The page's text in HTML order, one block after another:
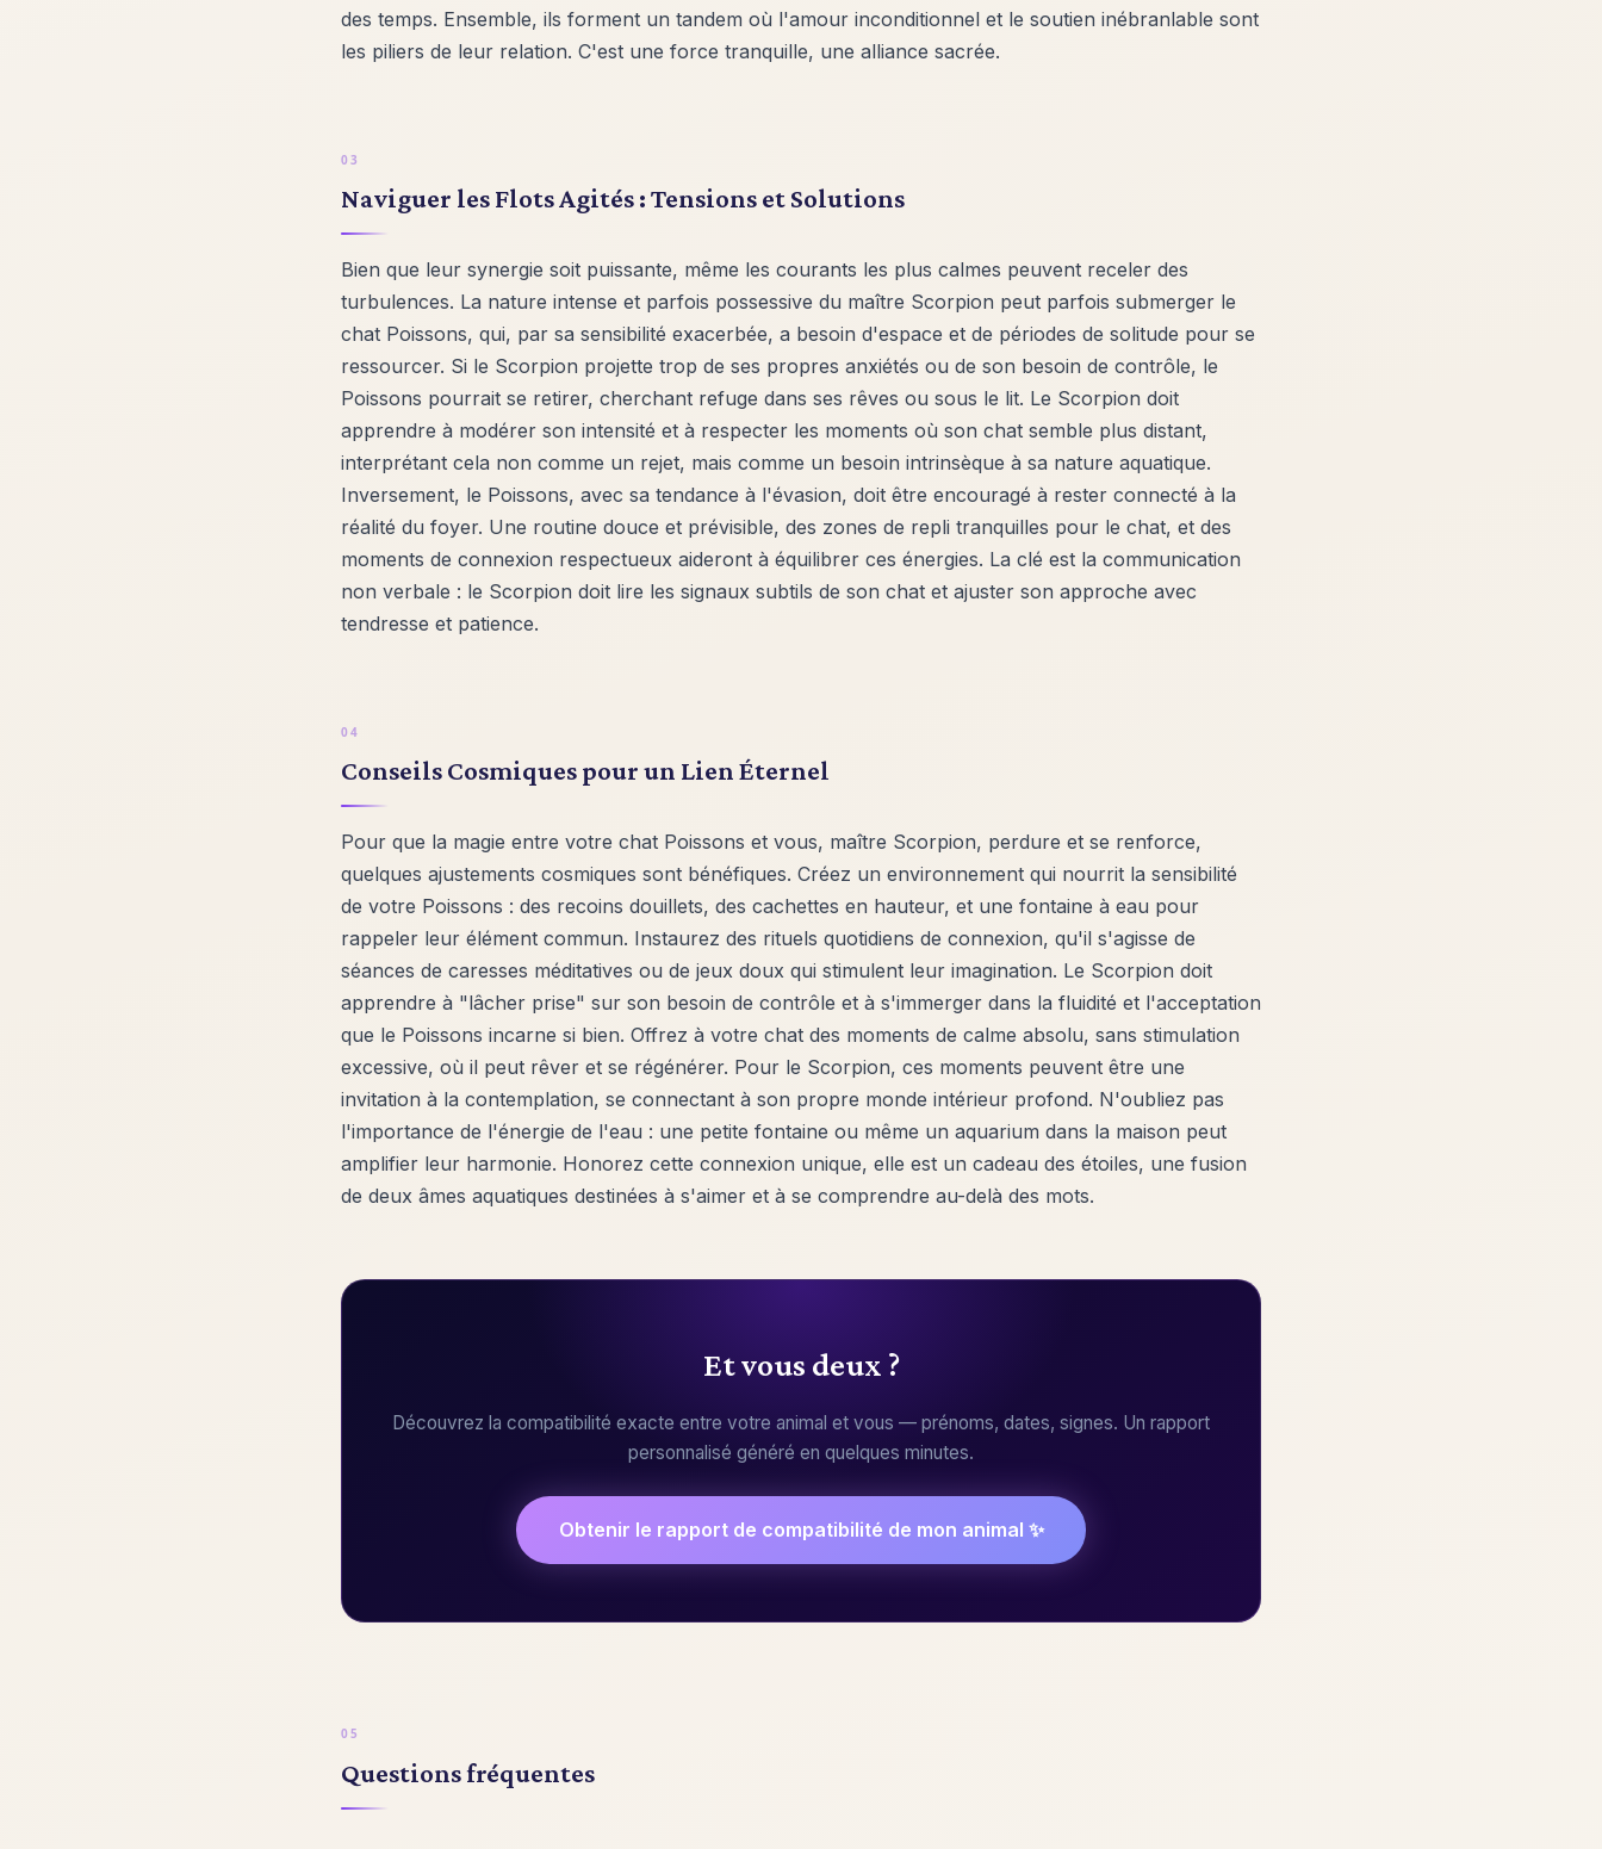
des temps. Ensemble, ils forment un tandem où l'amour inconditionnel et le soutien inébranlable sont
les piliers de leur relation. C'est une force tranquille, une alliance sacrée.
Naviguer les Flots Agités : Tensions et Solutions
Bien que leur synergie soit puissante, même les courants les plus calmes peuvent receler des
turbulences. La nature intense et parfois possessive du maître Scorpion peut parfois submerger le
chat Poissons, qui, par sa sensibilité exacerbée, a besoin d'espace et de périodes de solitude pour se
ressourcer. Si le Scorpion projette trop de ses propres anxiétés ou de son besoin de contrôle, le
Poissons pourrait se retirer, cherchant refuge dans ses rêves ou sous le lit. Le Scorpion doit
apprendre à modérer son intensité et à respecter les moments où son chat semble plus distant,
interprétant cela non comme un rejet, mais comme un besoin intrinsèque à sa nature aquatique.
Inversement, le Poissons, avec sa tendance à l'évasion, doit être encouragé à rester connecté à la
réalité du foyer. Une routine douce et prévisible, des zones de repli tranquilles pour le chat, et des
moments de connexion respectueux aideront à équilibrer ces énergies. La clé est la communication
non verbale : le Scorpion doit lire les signaux subtils de son chat et ajuster son approche avec
tendresse et patience.
Conseils Cosmiques pour un Lien Éternel
Pour que la magie entre votre chat Poissons et vous, maître Scorpion, perdure et se renforce,
quelques ajustements cosmiques sont bénéfiques. Créez un environnement qui nourrit la sensibilité
de votre Poissons : des recoins douillets, des cachettes en hauteur, et une fontaine à eau pour
rappeler leur élément commun. Instaurez des rituels quotidiens de connexion, qu'il s'agisse de
séances de caresses méditatives ou de jeux doux qui stimulent leur imagination. Le Scorpion doit
apprendre à "lâcher prise" sur son besoin de contrôle et à s'immerger dans la fluidité et l'acceptation
que le Poissons incarne si bien. Offrez à votre chat des moments de calme absolu, sans stimulation
excessive, où il peut rêver et se régénérer. Pour le Scorpion, ces moments peuvent être une
invitation à la contemplation, se connectant à son propre monde intérieur profond. N'oubliez pas
l'importance de l'énergie de l'eau : une petite fontaine ou même un aquarium dans la maison peut
amplifier leur harmonie. Honorez cette connexion unique, elle est un cadeau des étoiles, une fusion
de deux âmes aquatiques destinées à s'aimer et à se comprendre au-delà des mots.
Et vous deux ?
Découvrez la compatibilité exacte entre votre animal et vous — prénoms, dates, signes. Un rapport
personnalisé généré en quelques minutes.
Obtenir le rapport de compatibilité de mon animal ✨
Questions fréquentes